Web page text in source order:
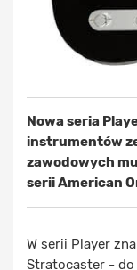
Nowa seria
instrumentów
zawodowych
serii American
W serii Player
Stratocaster - do